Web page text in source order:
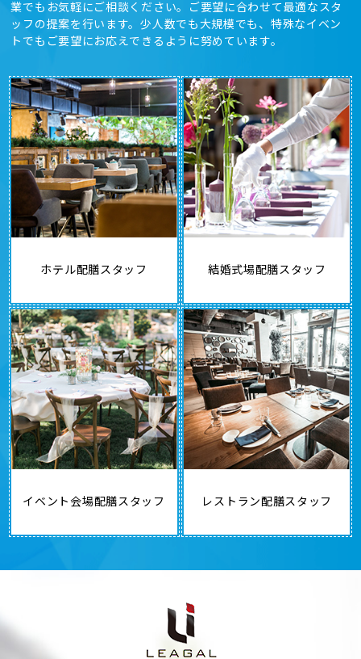
業でもお気軽にご相談ください。ご要望に合わせて最適なスタ
ッフの提案を行います。少人数でも大規模でも、特殊なイベン
トでもご要望にお応えできるように努めています。
ホテル配膳スタッフ 結婚式場配膳スタッフ
イベント会場配膳スタッフ レストラン配膳スタッフ